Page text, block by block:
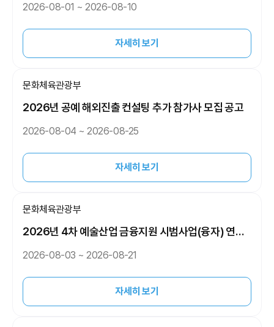
2026-08-01 ~ 2026-08-10
자세히 보기
문화체육관광부
2026년 공예 해외진출 컨설팅 추가 참가사 모집 공고
2026-08-04 ~ 2026-08-25
자세히 보기
문화체육관광부
2026년 4차 예술산업 금융지원 시범사업(융자) 연장
2026-08-03 ~ 2026-08-21
자세히 보기